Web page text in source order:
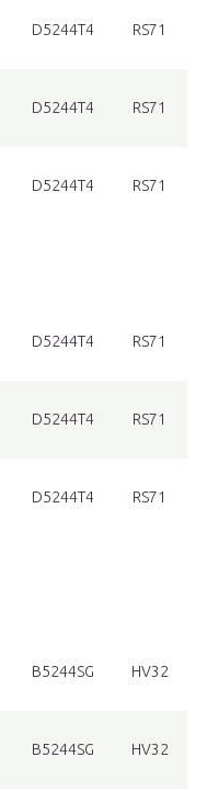
D5244T4 RS71
D5244T4 RS71
D5244T4 RS71
D5244T4 RS71
D5244T4 RS71
D5244T4 RS71
B5244SG HV32
B5244SG HV32